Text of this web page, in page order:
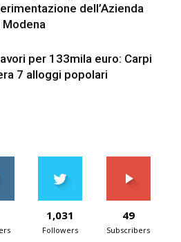
dell’Azienda
Modena
per 133mila euro: Carpi
7 alloggi popolari
1,031
Followers
49
Subscribers